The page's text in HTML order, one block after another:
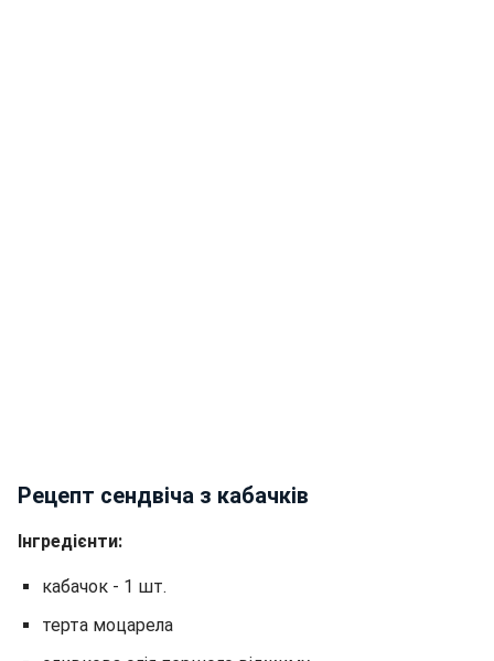
Рецепт сендвіча з кабачків
Інгредієнти:
кабачок - 1 шт.
терта моцарела